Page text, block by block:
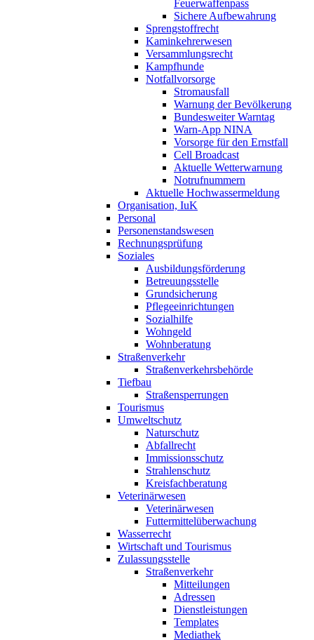
Feuerwaffenpass
Sichere Aufbewahrung
Sprengstoffrecht
Kaminkehrerwesen
Versammlungsrecht
Kampfhunde
Notfallvorsorge
Stromausfall
Warnung der Bevölkerung
Bundesweiter Warntag
Warn-App NINA
Vorsorge für den Ernstfall
Cell Broadcast
Aktuelle Wetterwarnung
Notrufnummern
Aktuelle Hochwassermeldung
Organisation, IuK
Personal
Personenstandswesen
Rechnungsprüfung
Soziales
Ausbildungsförderung
Betreuungsstelle
Grundsicherung
Pflegeeinrichtungen
Sozialhilfe
Wohngeld
Wohnberatung
Straßenverkehr
Straßenverkehrsbehörde
Tiefbau
Straßensperrungen
Tourismus
Umweltschutz
Naturschutz
Abfallrecht
Immissionsschutz
Strahlenschutz
Kreisfachberatung
Veterinärwesen
Veterinärwesen
Futtermittelüberwachung
Wasserrecht
Wirtschaft und Tourismus
Zulassungsstelle
Straßenverkehr
Mitteilungen
Adressen
Dienstleistungen
Templates
Mediathek